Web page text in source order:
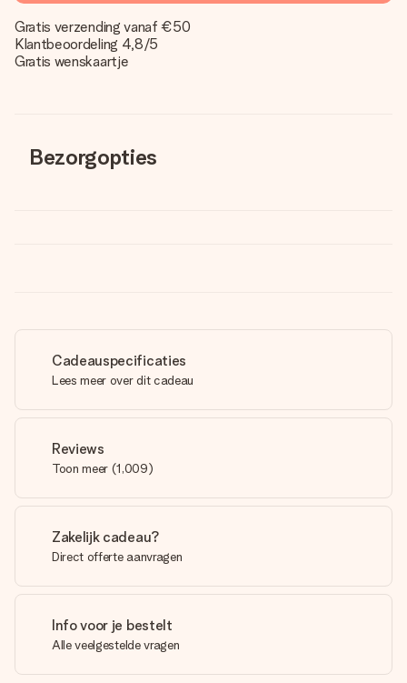
Gratis verzending vanaf €50
Klantbeoordeling 4,8/5
Gratis wenskaartje
Bezorgopties
Cadeauspecificaties
Lees meer over dit cadeau
Reviews
Toon meer (1,009)
Zakelijk cadeau?
Direct offerte aanvragen
Info voor je bestelt
Alle veelgestelde vragen